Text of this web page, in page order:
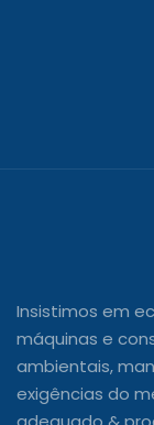
Insistimos em
máquinas e
ambientais,
exigências do